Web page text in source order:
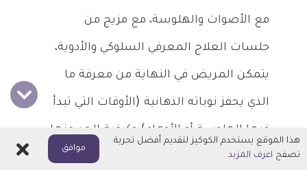
مع الأصوات والهلوسة، مع مزيج من
جلسات العلاج المعرفي السلوكي والأدوية،
يتمكن المريض في النهاية من معرفة ما
الذي يحفز نوباته الذهانية (الأوقات التي تبدأ
فيها الهلوسة أو الأوهام) وكيفية الحد منها
أو إيقافها.
هذا الموقع يستخدم الكوكيز لتقديم أفضل تجربة
تصفح اعرف المزيد
موافق اغلاق